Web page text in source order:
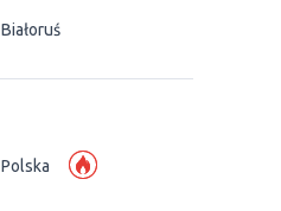
Białoruś
Polska